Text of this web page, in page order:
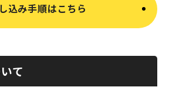
込み手順はこちら
て